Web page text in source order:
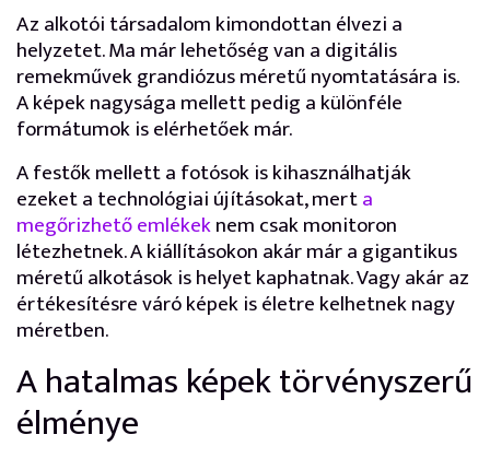
Az alkotói társadalom kimondottan élvezi a
helyzetet. Ma már lehetőség van a digitális
remekművek grandiózus méretű nyomtatására is.
A képek nagysága mellett pedig a különféle
formátumok is elérhetőek már.
A festők mellett a fotósok is kihasználhatják
ezeket a technológiai újításokat, merta
megőrizhető emlékeknem csak monitoron
létezhetnek. A kiállításokon akár már a gigantikus
méretű alkotások is helyet kaphatnak. Vagy akár az
értékesítésre váró képek is életre kelhetnek nagy
méretben.
A hatalmas képek törvényszerű
élménye